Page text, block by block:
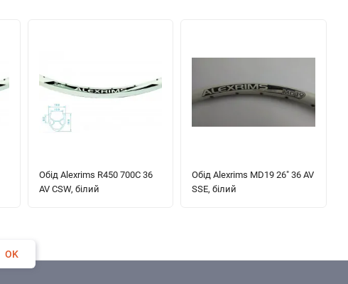
Обід Alexrims R450 700C 36
AV CSW, білий
Обід Alexrims MD19 26" 36 AV
SSE, білий
OK